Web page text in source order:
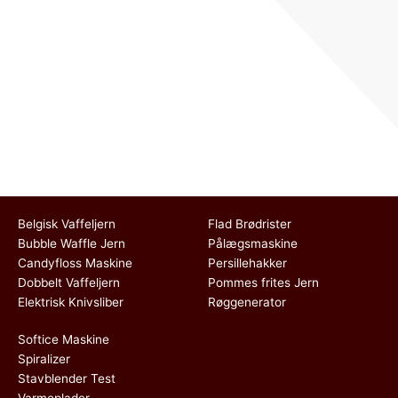
Belgisk Vaffeljern
Bubble Waffle Jern
Candyfloss Maskine
Dobbelt Vaffeljern
Elektrisk Knivsliber
Flad Brødrister
Pålægsmaskine
Persillehakker
Pommes frites Jern
Røggenerator
Softice Maskine
Spiralizer
Stavblender Test